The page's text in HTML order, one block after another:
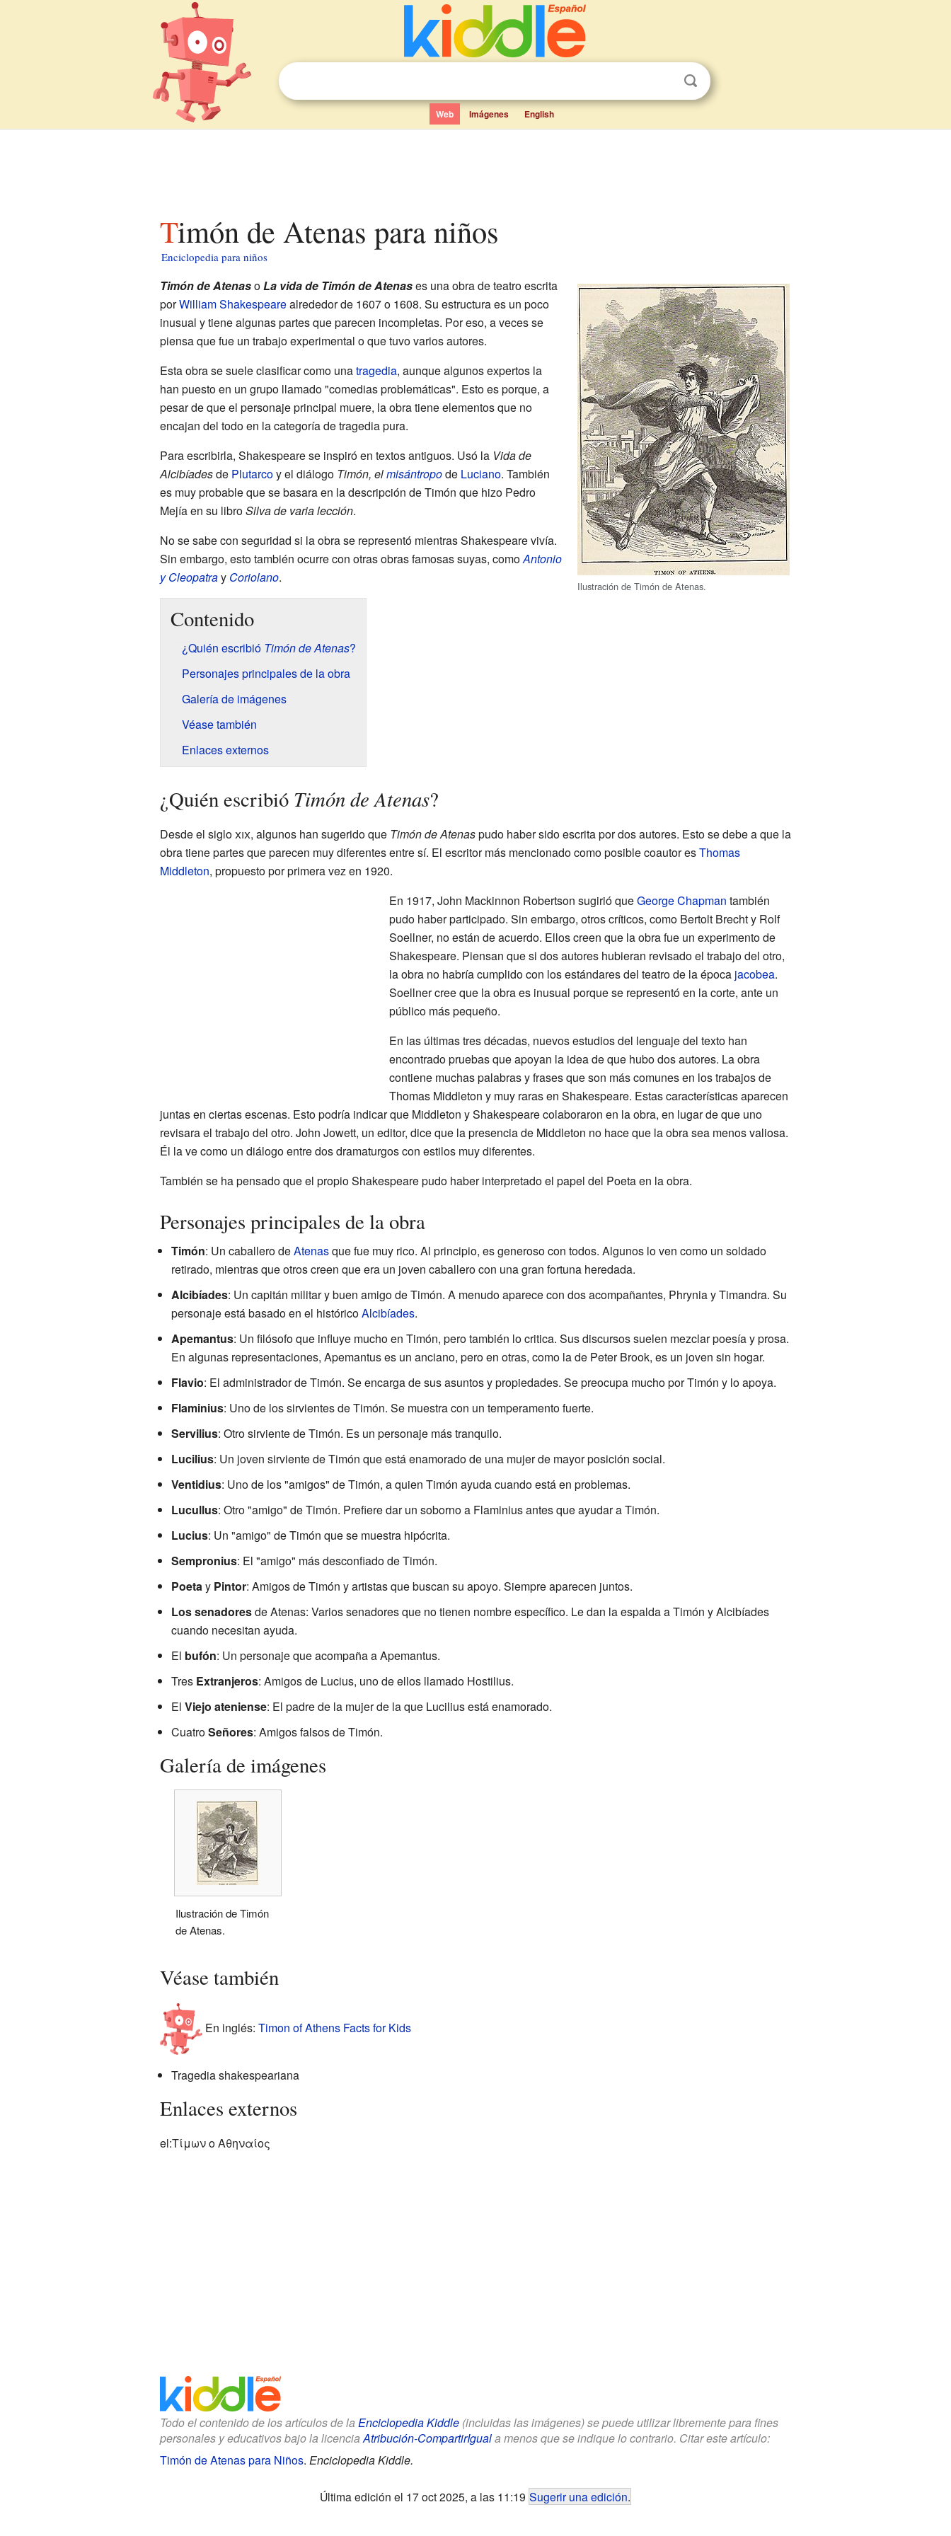
Web Imágenes English
Timón de Atenas para niños
Enciclopedia para niños
Ilustración de Timón de Atenas.
Timón de AtenasoLa vida de Timón de Atenases una obra de teatro escrita
porWilliam Shakespearealrededor de 1607 o 1608. Su estructura es un poco
inusual y tiene algunas partes que parecen incompletas. Por eso, a veces se
piensa que fue un trabajo experimental o que tuvo varios autores.
Esta obra se suele clasificar como unatragedia, aunque algunos expertos la
han puesto en un grupo llamado "comedias problemáticas". Esto es porque, a
pesar de que el personaje principal muere, la obra tiene elementos que no
encajan del todo en la categoría de tragedia pura.
Para escribirla, Shakespeare se inspiró en textos antiguos. Usó la Vida de
Alcibíadesde Plutarcoy el diálogo Timón, elmisántropode Luciano. También
es muy probable que se basara en la descripción de Timón que hizo Pedro
Mejía en su libroSilva de varia lección.
No se sabe con seguridad si la obra se representó mientras Shakespeare vivía.
Sin embargo, esto también ocurre con otras obras famosas suyas, comoAntonio
y Cleopatray Coriolano.
Contenido
¿Quién escribió Timón de Atenas?
Personajes principales de la obra
Galería de imágenes
Véase también
Enlaces externos
¿Quién escribió Timón de Atenas?
Desde el sigloxix, algunos han sugerido que Timón de Atenaspudo haber sido escrita por dos autores. Esto se debe a que la
obra tiene partes que parecen muy diferentes entre sí. El escritor más mencionado como posible coautor esThomas
Middleton, propuesto por primera vez en 1920.
En 1917, John Mackinnon Robertson sugirió queGeorge Chapman también
pudo haber participado. Sin embargo, otros críticos, como Bertolt Brecht y Rolf
Soellner, no están de acuerdo. Ellos creen que la obra fue un experimento de
Shakespeare. Piensan que si dos autores hubieran revisado el trabajo del otro,
la obra no habría cumplido con los estándares del teatro de la época jacobea.
Soellner cree que la obra es inusual porque se representó en la corte, ante un
público más pequeño.
En las últimas tres décadas, nuevos estudios del lenguaje del texto han
encontrado pruebas que apoyan la idea de que hubo dos autores. La obra
contiene muchas palabras y frases que son más comunes en los trabajos de
Thomas Middleton y muy raras en Shakespeare. Estas características aparecen
juntas en ciertas escenas. Esto podría indicar que Middleton y Shakespeare colaboraron en la obra, en lugar de que uno
revisara el trabajo del otro. John Jowett, un editor, dice que la presencia de Middleton no hace que la obra sea menos valiosa.
Él la ve como un diálogo entre dos dramaturgos con estilos muy diferentes.
También se ha pensado que el propio Shakespeare pudo haber interpretado el papel del Poeta en la obra.
Personajes principales de la obra
Timón: Un caballero deAtenasque fue muy rico. Al principio, es generoso con todos. Algunos lo ven como un soldado
retirado, mientras que otros creen que era un joven caballero con una gran fortuna heredada.
Alcibíades: Un capitán militar y buen amigo de Timón. A menudo aparece con dos acompañantes, Phrynia y Timandra. Su
personaje está basado en el históricoAlcibíades.
Apemantus: Un filósofo que influye mucho en Timón, pero también lo critica. Sus discursos suelen mezclar poesía y prosa.
En algunas representaciones, Apemantus es un anciano, pero en otras, como la de Peter Brook, es un joven sin hogar.
Flavio: El administrador de Timón. Se encarga de sus asuntos y propiedades. Se preocupa mucho por Timón y lo apoya.
Flaminius: Uno de los sirvientes de Timón. Se muestra con un temperamento fuerte.
Servilius: Otro sirviente de Timón. Es un personaje más tranquilo.
Lucilius: Un joven sirviente de Timón que está enamorado de una mujer de mayor posición social.
Ventidius: Uno de los "amigos" de Timón, a quien Timón ayuda cuando está en problemas.
Lucullus: Otro "amigo" de Timón. Prefiere dar un soborno a Flaminius antes que ayudar a Timón.
Lucius: Un "amigo" de Timón que se muestra hipócrita.
Sempronius: El "amigo" más desconfiado de Timón.
Poetay Pintor: Amigos de Timón y artistas que buscan su apoyo. Siempre aparecen juntos.
Los senadoresde Atenas: Varios senadores que no tienen nombre específico. Le dan la espalda a Timón y Alcibíades
cuando necesitan ayuda.
El bufón: Un personaje que acompaña a Apemantus.
Tres Extranjeros: Amigos de Lucius, uno de ellos llamado Hostilius.
El Viejo ateniense: El padre de la mujer de la que Lucilius está enamorado.
CuatroSeñores: Amigos falsos de Timón.
Galería de imágenes
Ilustración de Timón
de Atenas.
Véase también
En inglés: Timon of Athens Facts for Kids
Tragedia shakespeariana
Enlaces externos
el:Τίμων ο Αθηναίος
Todo el contenido de los artículos de la Enciclopedia Kiddle(incluidas las imágenes) se puede utilizar libremente para fines
personales y educativos bajo la licencia Atribución-CompartirIguala menos que se indique lo contrario. Citar este artículo:
Timón de Atenas para Niños. Enciclopedia Kiddle.
Última edición el 17 oct 2025, a las 11:19 Sugerir una edición.